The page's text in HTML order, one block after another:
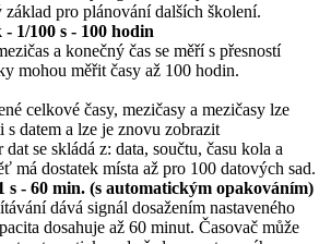
pro plánování dalších školení.
1/100 s - 100 hodin
a konečný čas se měří s přesností
mohou měřit časy až 100 hodin.
celkové časy, mezičasy a mezičasy lze
s datem a lze je znovu zobrazit
se skládá z: data, součtu, času kola a
má dostatek místa až pro 100 datových sad.
s - 60 min. (s automatickým opakováním)
dává signál dosažením nastaveného
dosahuje až 60 minut. Časovač může